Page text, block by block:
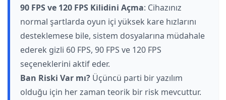
90 FPS ve 120 FPS Kilidini Açma: Cihazınız
normal şartlarda oyun içi yüksek kare hızlarını
desteklemese bile, sistem dosyalarına müdahale
ederek gizli 60 FPS, 90 FPS ve 120 FPS
seçeneklerini aktif eder.
Ban Riski Var mı? Üçüncü parti bir yazılım
olduğu için her zaman teorik bir risk mevcuttur.